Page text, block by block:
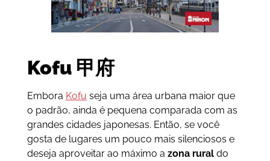
Kofu 甲府
Embora Kofu seja uma área urbana maior que
o padrão, ainda é pequena comparada com as
grandes cidades japonesas. Então, se você
gosta de lugares um pouco mais silenciosos e
deseja aproveitar ao máximo a zona ruraldo